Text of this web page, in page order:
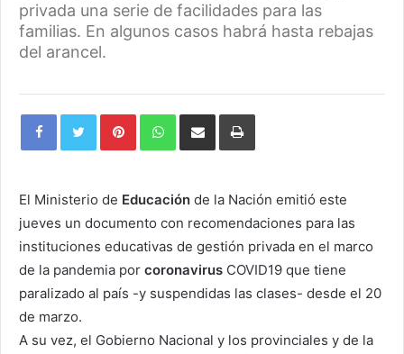
privada una serie de facilidades para las
familias. En algunos casos habrá hasta rebajas
del arancel.
PinterestWhatsAppShare
Email
Print
El Ministerio de Educación de la Nación emitió este
jueves un documento con recomendaciones para las
instituciones educativas de gestión privada en el marco
de la pandemia por coronavirus COVID19 que tiene
paralizado al país -y suspendidas las clases- desde el 20
de marzo.
A su vez, el Gobierno Nacional y los provinciales y de la